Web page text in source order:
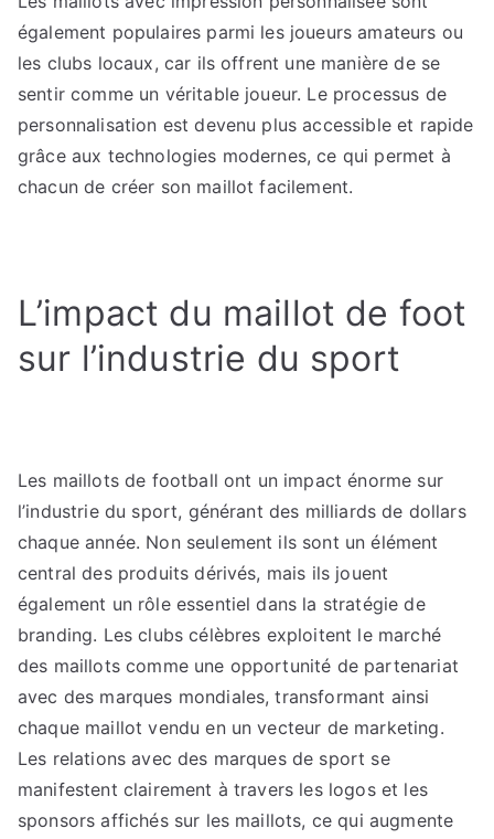
également populaires parmi les joueurs amateurs ou
les clubs locaux, car ils offrent une manière de se
sentir comme un véritable joueur. Le processus de
personnalisation est devenu plus accessible et rapide
grâce aux technologies modernes, ce qui permet à
chacun de créer son maillot facilement.
L’impact du maillot de foot
sur l’industrie du sport
Les maillots de football ont un impact énorme sur
l’industrie du sport, générant des milliards de dollars
chaque année. Non seulement ils sont un élément
central des produits dérivés, mais ils jouent
également un rôle essentiel dans la stratégie de
branding. Les clubs célèbres exploitent le marché
des maillots comme une opportunité de partenariat
avec des marques mondiales, transformant ainsi
chaque maillot vendu en un vecteur de marketing.
Les relations avec des marques de sport se
manifestent clairement à travers les logos et les
sponsors affichés sur les maillots, ce qui augmente